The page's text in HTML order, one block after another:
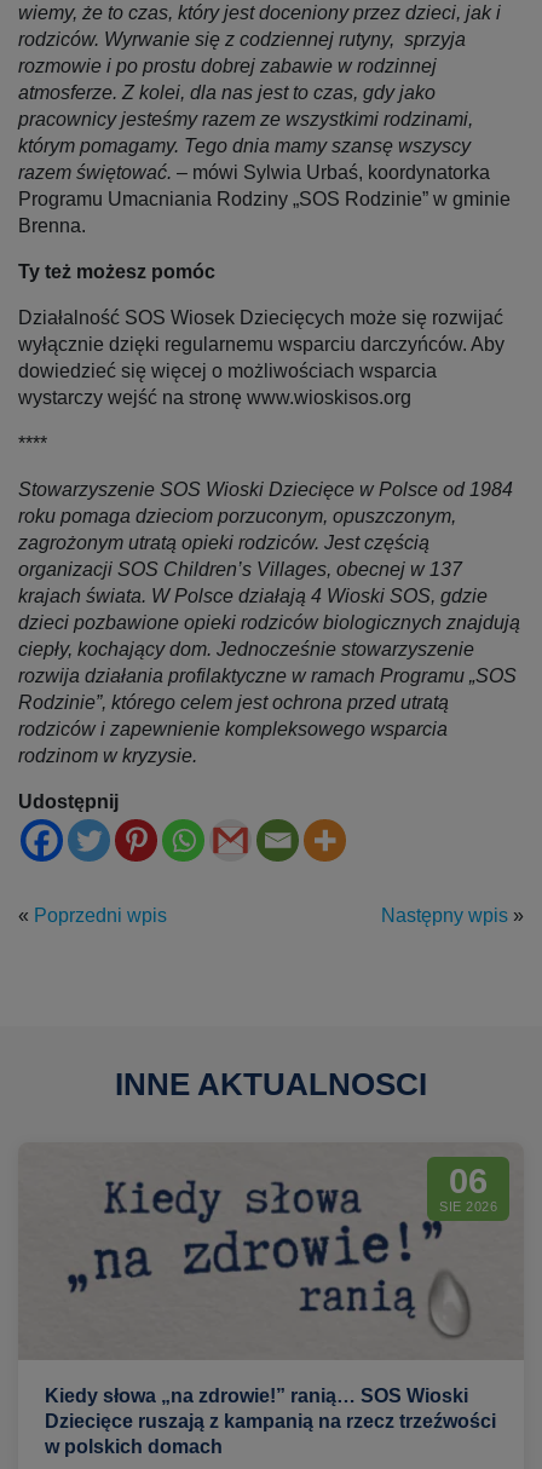
wiemy, że to czas, który jest doceniony przez dzieci, jak i
rodziców. Wyrwanie się z codziennej rutyny, sprzyja
rozmowie i po prostu dobrej zabawie w rodzinnej
atmosferze. Z kolei, dla nas jest to czas, gdy jako
pracownicy jesteśmy razem ze wszystkimi rodzinami,
którym pomagamy. Tego dnia mamy szansę wszyscy
razem świętować. ­ – mówi Sylwia Urbaś, koordynatorka
Programu Umacniania Rodziny „SOS Rodzinie” w gminie
Brenna.
Ty też możesz pomóc
Działalność SOS Wiosek Dziecięcych może się rozwijać
wyłącznie dzięki regularnemu wsparciu darczyńców. Aby
dowiedzieć się więcej o możliwościach wsparcia
wystarczy wejść na stronę www.wioskisos.org
****
Stowarzyszenie SOS Wioski Dziecięce w Polsce od 1984
roku pomaga dzieciom porzuconym, opuszczonym,
zagrożonym utratą opieki rodziców. Jest częścią
organizacji SOS Children’s Villages, obecnej w 137
krajach świata. W Polsce działają 4 Wioski SOS, gdzie
dzieci pozbawione opieki rodziców biologicznych znajdują
ciepły, kochający dom. Jednocześnie stowarzyszenie
rozwija działania profilaktyczne w ramach Programu „SOS
Rodzinie”, którego celem jest ochrona przed utratą
rodziców i zapewnienie kompleksowego wsparcia
rodzinom w kryzysie.
Udostępnij
« Poprzedni wpis Następny wpis »
INNE AKTUALNOSCI
06
SIE 2026
Kiedy słowa „na zdrowie!” ranią… SOS Wioski
Dziecięce ruszają z kampanią na rzecz trzeźwości
w polskich domach